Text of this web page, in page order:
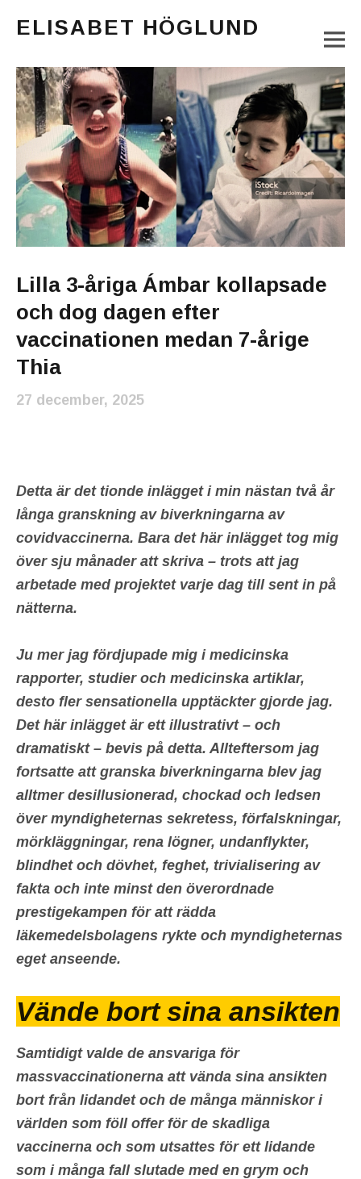
ELISABET HÖGLUND
Main Menu
Lilla 3-åriga Ámbar kollapsade
och dog dagen efter
vaccinationen medan 7-årige
Thia
27 december, 2025
Detta är det tionde inlägget i min nästan två år
långa granskning av biverkningarna av
covidvaccinerna. Bara det här inlägget tog mig
över sju månader att skriva – trots att jag
arbetade med projektet varje dag till sent in på
nätterna.
Ju mer jag fördjupade mig i medicinska
rapporter, studier och medicinska artiklar,
desto fler sensationella upptäckter gjorde jag.
Det här inlägget är ett illustrativt – och
dramatiskt – bevis på detta. Allteftersom jag
fortsatte att granska biverkningarna blev jag
alltmer desillusionerad, chockad och ledsen
över myndigheternas sekretess, förfalskningar,
mörkläggningar, rena lögner, undanflykter,
blindhet och dövhet, feghet, trivialisering av
fakta och inte minst den överordnade
prestigekampen för att rädda
läkemedelsbolagens rykte och myndigheternas
eget anseende.
Vände bort sina ansikten
Samtidigt valde de ansvariga för
massvaccinationerna att vända sina ansikten
bort från lidandet och de många människor i
världen som föll offer för de skadliga
vaccinerna och som utsattes för ett lidande
som i många fall slutade med en grym och